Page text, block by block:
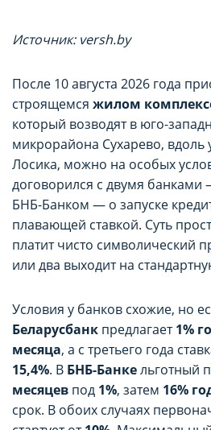
Источник: versh.by
После 10 августа 2026 года
строящемся жилом
который возводят в юго-
микрорайона Сухарево,
Лосика, можно на особых
договорился с двумя
БНБ-Банком — о запуске
плавающей ставкой. Суть
платит чисто символический
или два выходит на
Условия у банков схожие, но
Беларусбанк предлагает1%
месяца, а с третьего года
15,4%. В БНБ-Банкельготный
месяцев под 1%, затем 16%
срок. В обоих случаях